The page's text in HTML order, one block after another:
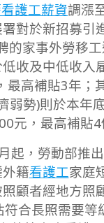
護工薪資調漲
對於新招募引
的家事外勞移
收及中低收入
最高補貼3年；
弱勢)則於本年
元，最高補貼4
起，勞動部推
籍看護工家庭
顧者經地方照
符合長照需要等